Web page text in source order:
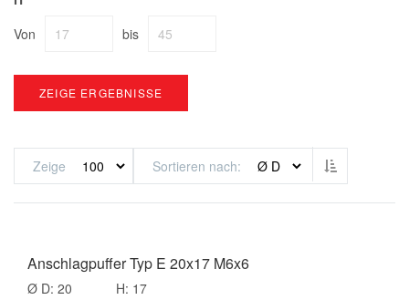
Von
bis
ZEIGE ERGEBNISSE
Zeige Sortieren nach Absteigend
Anschlagpuffer Typ E 20x17 M6x6
Ø D: 20
H: 17